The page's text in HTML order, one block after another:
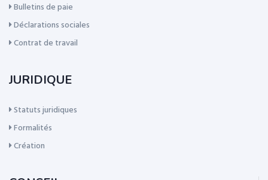
Bulletins de paie
Déclarations sociales
Contrat de travail
JURIDIQUE
Statuts juridiques
Formalités
Création